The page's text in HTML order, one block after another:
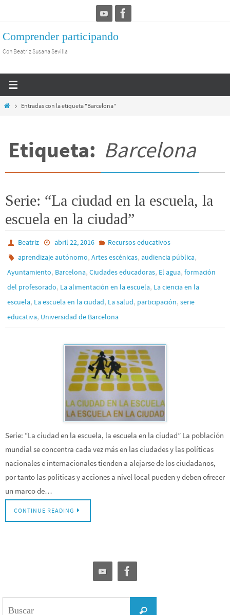
contenido
Comprender participando
Con Beatriz Susana Sevilla
InicioEntradas con la etiqueta "Barcelona"
Etiqueta: Barcelona
Serie: “La ciudad en la escuela, la
escuela en la ciudad”
Beatriz abril 22, 2016
Recursos educativos
aprendizaje autónomo,Artes escénicas,audiencia pública,
Ayuntamiento, Barcelona, Ciudades educadoras, El agua, formación
del profesorado, La alimentación en la escuela, La ciencia en la
escuela, La escuela en la ciudad, La salud, participación, serie
educativa, Universidad de Barcelona
Serie: “La ciudad en la escuela, la escuela en la ciudad” La población
mundial se concentra cada vez más en las ciudades y las políticas
nacionales e internacionales tienden a alejarse de los ciudadanos,
por tanto las políticas y acciones a nivel local pueden y deben ofrecer
un marco de…
CONTINUE READING
Buscar